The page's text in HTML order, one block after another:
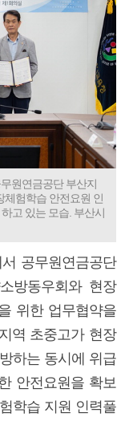
원연금공단 부산지
체험학습 안전요원 인
고 있는 모습. 부산시
공무원연금공단
방동우회와 현장
위한 업무협약을
역 초중고가 현장
하는 동시에 위급
안전요원을 확보
학습 지원 인력풀